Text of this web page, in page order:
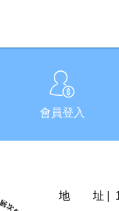
會員登入
地 址 |